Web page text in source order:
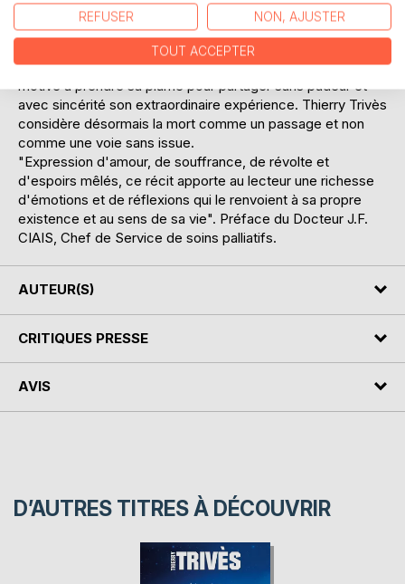
des soins nocifs, un besoin de spiritualité les conduit au
coeur du Brésil pour un ultime espoir de guérison, pour un
dernier voyage en amoureux. L'apparition soudaine de sa
compagne, 35 jours après son décès ébranle l'auteur et le
motive à prendre sa plume pour partager sans pudeur et
avec sincérité son extraordinaire expérience. Thierry Trivès
considère désormais la mort comme un passage et non
comme une voie sans issue.
"Expression d'amour, de souffrance, de révolte et
d'espoirs mêlés, ce récit apporte au lecteur une richesse
d'émotions et de réflexions qui le renvoient à sa propre
existence et au sens de sa vie". Préface du Docteur J.F.
CIAIS, Chef de Service de soins palliatifs.
AUTEUR(S)
CRITIQUES PRESSE
AVIS
D’AUTRES TITRES À DÉCOUVRIR
REFUSER NON, AJUSTER
TOUT ACCEPTER